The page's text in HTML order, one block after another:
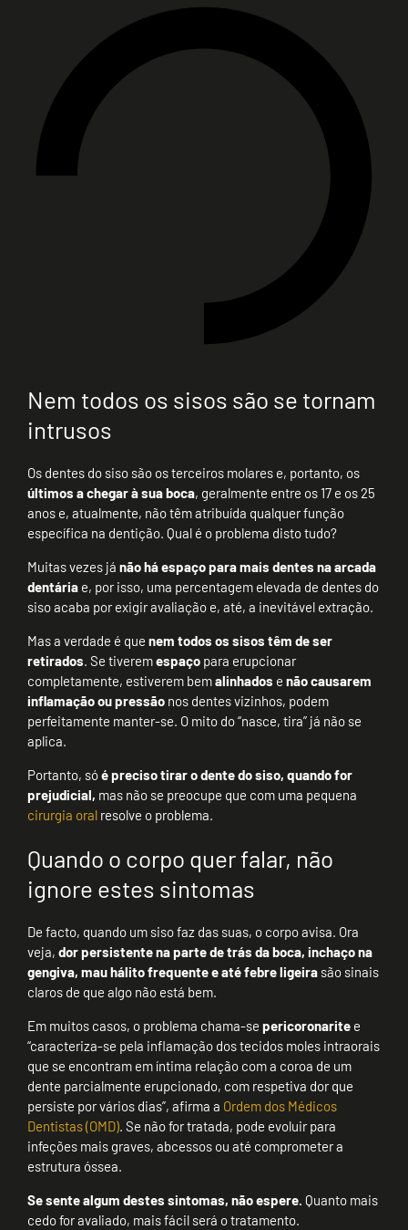
Nem todos os sisos são se tornam
intrusos
Os dentes do siso são os terceiros molares e, portanto, os
últimos a chegar à sua boca, geralmente entre os 17 e os 25
anos e, atualmente, não têm atribuída qualquer função
específica na dentição. Qual é o problema disto tudo?
Muitas vezes já não há espaço para mais dentes na arcada
dentáriae, por isso, uma percentagem elevada de dentes do
siso acaba por exigir avaliação e, até, a inevitável extração.
Mas a verdade é que nem todos os sisos têm de ser
retirados. Se tiveremespaçopara erupcionar
completamente, estiverem bemalinhados e não causarem
inflamação ou pressãonos dentes vizinhos, podem
perfeitamente manter-se. O mito do “nasce, tira” já não se
aplica.
Portanto, sóé preciso tirar o dente do siso, quando for
prejudicial, mas não se preocupe que com uma pequena
cirurgia oralresolve o problema.
Quando o corpo quer falar, não
ignore estes sintomas
De facto, quando um siso faz das suas, o corpo avisa. Ora
veja, dor persistente na parte de trás da boca, inchaço na
gengiva, mau hálito frequente e até febre ligeirasão sinais
claros de que algo não está bem.
Em muitos casos, o problema chama-se pericoronarite e
“caracteriza-se pela inflamação dos tecidos moles intraorais
que se encontram em íntima relação com a coroa de um
dente parcialmente erupcionado, com respetiva dor que
persiste por vários dias”, afirma a Ordem dos Médicos
Dentistas (OMD). Se não for tratada, pode evoluir para
infeções mais graves, abcessos ou até comprometer a
estrutura óssea.
Se sente algum destes sintomas, não espere. Quanto mais
cedo for avaliado, mais fácil será o tratamento.